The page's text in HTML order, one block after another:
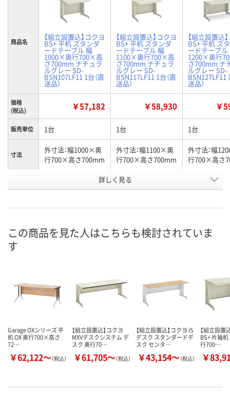
商品名 【組立設置込】コクヨ
BS+ 平机 スタンダ
ードテーブル 幅
1000×奥行700×高
さ700mm ナチュラ
ルグレー SD-
BSN107LF11 1台（直
送品）
【組立設置込】コクヨ
BS+ 平机 スタンダ
ードテーブル 幅
1100×奥行700×高
さ700mm ナチュラ
ルグレー SD-
BSN117LF11 1台（直
送品）
【組立設置込
BS+ 平机 ス
ードテーブル
1200×奥行
さ700mm ナ
ルグレー SD-
BSN127LF11
送品）
価格
(税込)
￥57,182 ￥58,930 ￥
販売単位 1台 1台 1台
寸法
外寸法：幅1000×奥
行700×高さ700mm
外寸法：幅1100×奥
行700×高さ700mm
外寸法：幅
行700×高さ
X423748 X423751
8月27日（木）まで
詳しく見る
この商品を見た人はこちらも検討されていま
す
Garage OXシリーズ 平
机 OX 奥行700×高さ
72…
￥62,122～（税込）
【組立設置込】コクヨ
MXVデスクシステム デ
スク 奥行70…
￥61,705～（税込）
【組立設置込】コクヨ iS
デスク スタンダードデ
スク センタ…
￥43,154～（税込）
【組立設置
BS+ 片袖
行700…
￥